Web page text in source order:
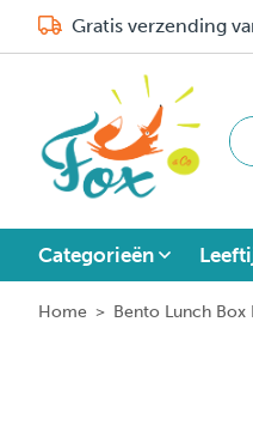
Gratis verzending
Categorieën
Home > Bento Lunch Box